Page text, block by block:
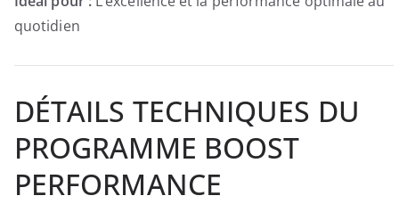
quotidien
DÉTAILS TECHNIQUES DU
PROGRAMME BOOST
PERFORMANCE